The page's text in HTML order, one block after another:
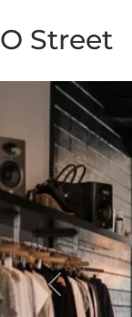
O Street
Précédente